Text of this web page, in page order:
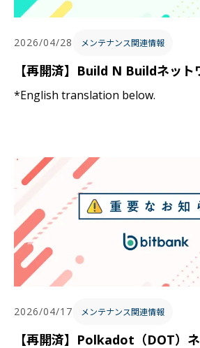
2026/04/28 メンテナンス関連情報
*English translation below.
2026/04/17 メンテナンス関連情報